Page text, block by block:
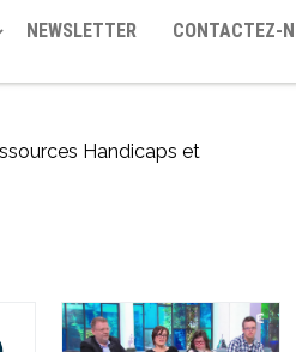
NEWSLETTER CONTACTEZ-
Handicaps et